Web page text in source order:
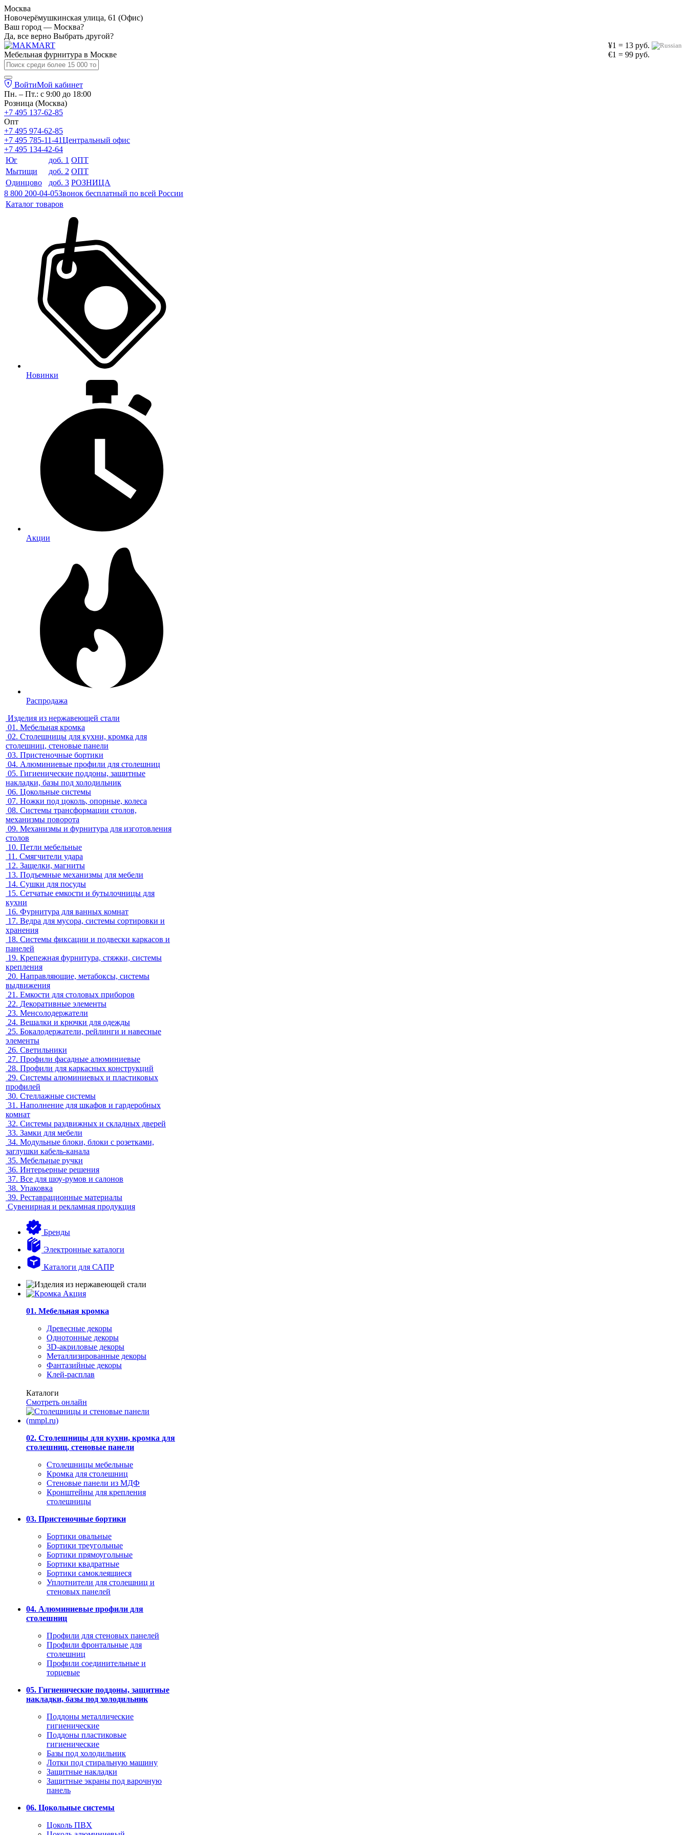
Москва
Новочерёмушкинская улица, 61 (Офис)
Ваш город — Москва?
Да, все верно Выбрать другой?
¥1 = 13 руб.
€1 = 99 руб.
Мебельная фурнитура в Москве
ВойтиМой кабинет
Пн. – Пт.: с 9:00 до 18:00
Розница (Москва)
+7 495 137-62-85
Опт
+7 495 974-62-85
+7 495 785-11-41Центральный офис
+7 495 134-42-64
Юг
доб. 1 ОПТ
Мытищи
доб. 2 ОПТ
Одинцово
доб. 3 РОЗНИЦА
8 800 200-04-05Звонок бесплатный по всей России
Каталог товаров
Новинки
Акции
Распродажа
Изделия из нержавеющей стали
01. Мебельная кромка
02. Столешницы для кухни, кромка для
столешниц, стеновые панели
03. Пристеночные бортики
04. Алюминиевые профили для столешниц
05. Гигиенические поддоны, защитные
накладки, базы под холодильник
06. Цокольные системы
07. Ножки под цоколь, опорные, колеса
08. Системы трансформации столов,
механизмы поворота
09. Механизмы и фурнитура для изготовления
столов
10. Петли мебельные
11. Смягчители удара
12. Защелки, магниты
13. Подъемные механизмы для мебели
14. Сушки для посуды
15. Сетчатые емкости и бутылочницы для
кухни
16. Фурнитура для ванных комнат
17. Ведра для мусора, системы сортировки и
хранения
18. Системы фиксации и подвески каркасов и
панелей
19. Крепежная фурнитура, стяжки, системы
крепления
20. Направляющие, метабоксы, системы
выдвижения
21. Емкости для столовых приборов
22. Декоративные элементы
23. Менсолодержатели
24. Вешалки и крючки для одежды
25. Бокалодержатели, рейлинги и навесные
элементы
26. Светильники
27. Профили фасадные алюминиевые
28. Профили для каркасных конструкций
29. Системы алюминиевых и пластиковых
профилей
30. Стеллажные системы
31. Наполнение для шкафов и гардеробных
комнат
32. Системы раздвижных и складных дверей
33. Замки для мебели
34. Модульные блоки, блоки с розетками,
заглушки кабель-канала
35. Мебельные ручки
36. Интерьерные решения
37. Все для шоу-румов и салонов
38. Упаковка
39. Реставрационные материалы
Сувенирная и рекламная продукция
Бренды
Электронные каталоги
Каталоги для САПР
01. Мебельная кромка
Древесные декоры
Однотонные декоры
3D-акриловые декоры
Металлизированные декоры
Фантазийные декоры
Клей-расплав
Каталоги
Смотреть онлайн
02. Столешницы для кухни, кромка для
столешниц, стеновые панели
Столешницы мебельные
Кромка для столешниц
Стеновые панели из МДФ
Кронштейны для крепления
столешницы
03. Пристеночные бортики
Бортики овальные
Бортики треугольные
Бортики прямоугольные
Бортики квадратные
Бортики самоклеящиеся
Уплотнители для столешниц и
стеновых панелей
04. Алюминиевые профили для
столешниц
Профили для стеновых панелей
Профили фронтальные для
столешниц
Профили соединительные и
торцевые
05. Гигиенические поддоны, защитные
накладки, базы под холодильник
Поддоны металлические
гигиенические
Поддоны пластиковые
гигиенические
Базы под холодильник
Лотки под стиральную машину
Защитные накладки
Защитные экраны под варочную
панель
06. Цокольные системы
Цоколь ПВХ